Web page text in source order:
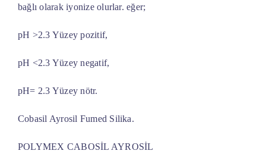
bağlı olarak iyonize olurlar. eğer;
pH >2.3 Yüzey pozitif,
pH <2.3 Yüzey negatif,
pH= 2.3 Yüzey nötr.
Cobasil Ayrosil Fumed Silika.
POLYMEX CABOSİL AYROSİL